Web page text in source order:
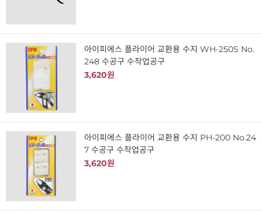
아이피에스 플라이어 교환용 수지 WH-250S No.
248 수공구 수작업공구
3,620원
아이피에스 플라이어 교환용 수지 PH-200 No.24
7 수공구 수작업공구
3,620원